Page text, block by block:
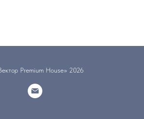
Premium House» 2026